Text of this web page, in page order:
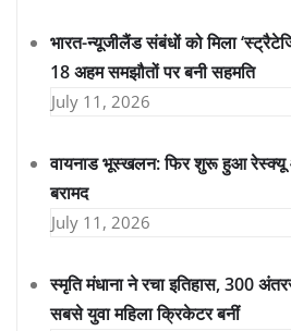
भारत-न्यूजीलैंड संबंधों को मिला
18 अहम समझौतों पर बनी सहमति
July 11, 2026
वायनाड भूस्खलन: फिर शुरू हुआ
बरामद
July 11, 2026
स्मृति मंधाना ने रचा इतिहास, 300
सबसे युवा महिला क्रिकेटर बनीं